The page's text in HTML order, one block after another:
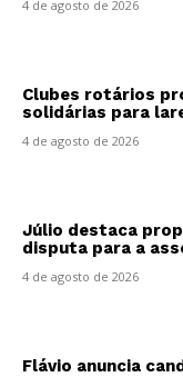
4 de agosto de 2026
Clubes rotários
solidárias para
4 de agosto de 2026
Júlio destaca
disputa para a
4 de agosto de 2026
Flávio anuncia